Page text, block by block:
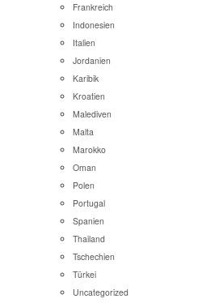
Frankreich
Indonesien
Italien
Jordanien
Karibik
Kroatien
Malediven
Malta
Marokko
Oman
Polen
Portugal
Spanien
Thailand
Tschechien
Türkei
Uncategorized